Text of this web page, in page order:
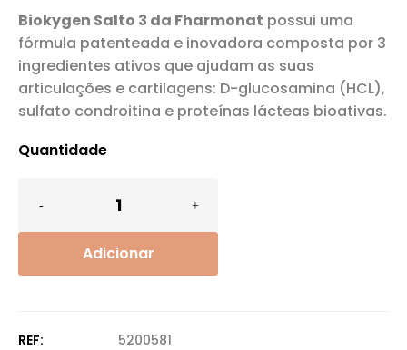
Biokygen Salto 3 da Fharmonat possui uma
fórmula patenteada e inovadora composta por 3
ingredientes ativos que ajudam as suas
articulações e cartilagens: D-glucosamina (HCL),
sulfato condroitina e proteínas lácteas bioativas.
Quantidade
Adicionar
REF:
5200581